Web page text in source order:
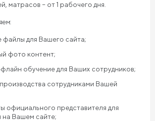
матрасов – от 1 рабочего дня.
файлы для Вашего сайта;
фото контент;
обучение для Ваших сотрудников;
сотрудниками Вашей
официального представителя для
на Вашем сайте;